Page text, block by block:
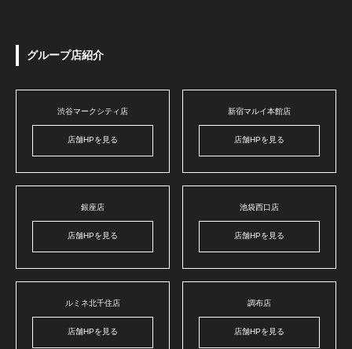
グループ店紹介
渋谷マークシティ店
店舗HPを見る
新宿マルイ本館店
店舗HPを見る
銀座店
店舗HPを見る
池袋西口店
店舗HPを見る
ルミネ北千住店
店舗HPを見る
調布店
店舗HPを見る